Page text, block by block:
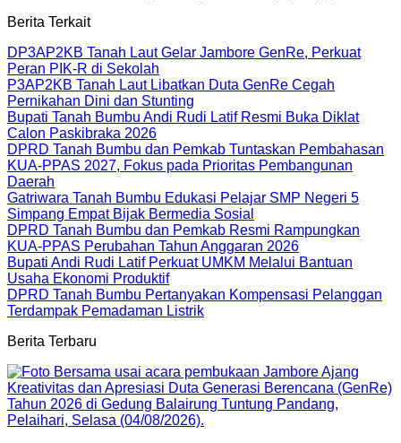
Berita Terkait
DP3AP2KB Tanah Laut Gelar Jambore GenRe, Perkuat
Peran PIK-R di Sekolah
P3AP2KB Tanah Laut Libatkan Duta GenRe Cegah
Pernikahan Dini dan Stunting
Bupati Tanah Bumbu Andi Rudi Latif Resmi Buka Diklat
Calon Paskibraka 2026
DPRD Tanah Bumbu dan Pemkab Tuntaskan Pembahasan
KUA-PPAS 2027, Fokus pada Prioritas Pembangunan
Daerah
Gatriwara Tanah Bumbu Edukasi Pelajar SMP Negeri 5
Simpang Empat Bijak Bermedia Sosial
DPRD Tanah Bumbu dan Pemkab Resmi Rampungkan
KUA-PPAS Perubahan Tahun Anggaran 2026
Bupati Andi Rudi Latif Perkuat UMKM Melalui Bantuan
Usaha Ekonomi Produktif
DPRD Tanah Bumbu Pertanyakan Kompensasi Pelanggan
Terdampak Pemadaman Listrik
Berita Terbaru